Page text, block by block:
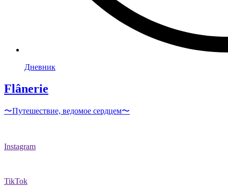
Дневник
Flânerie
〜Путешествие, ведомое сердцем〜
Instagram
TikTok